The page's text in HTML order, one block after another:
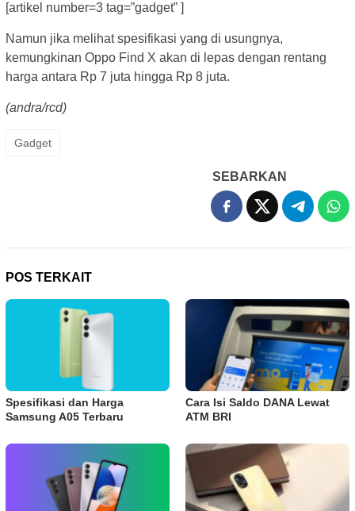
[artikel number=3 tag=”gadget” ]
Namun jika melihat spesifikasi yang di usungnya,
kemungkinan Oppo Find X akan di lepas dengan rentang
harga antara Rp 7 juta hingga Rp 8 juta.
(andra/rcd)
Gadget
SEBARKAN
POS TERKAIT
Spesifikasi dan Harga
Samsung A05 Terbaru
Cara Isi Saldo DANA Lewat
ATM BRI